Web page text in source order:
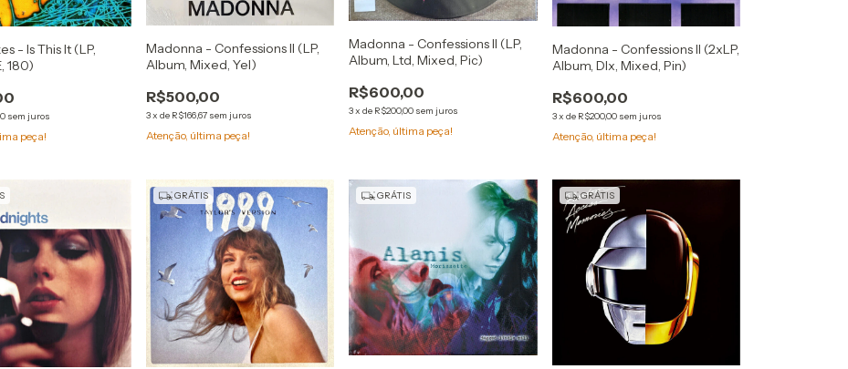
- Is This It (LP,
180)
sem juros
peça!
Madonna - Confessions II (LP,
Album, Mixed, Yel)
R$500,00
3x de R$166,67 sem juros
Atenção, última peça!
Madonna - Confessions II (LP,
Album, Ltd, Mixed, Pic)
R$600,00
3xde R$200,00 sem juros
Atenção, última peça!
Madonna - Confessions II (2xLP,
Album, Dlx, Mixed, Pin)
R$600,00
3x de R$200,00 sem juros
Atenção, última peça!
GRÁTIS GRÁTIS GRÁTIS